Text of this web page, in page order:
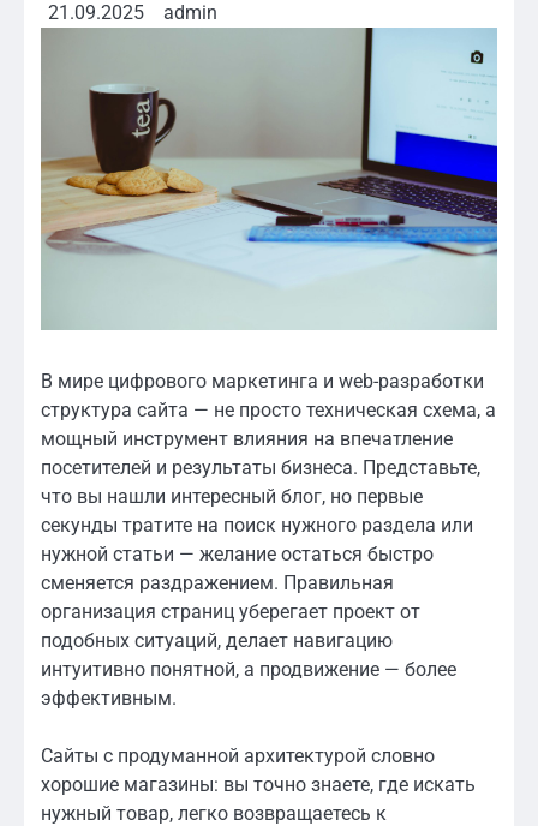
21.09.2025 admin
В мире цифрового маркетинга и web-разработки
структура сайта — не просто техническая схема, а
мощный инструмент влияния на впечатление
посетителей и результаты бизнеса. Представьте,
что вы нашли интересный блог, но первые
секунды тратите на поиск нужного раздела или
нужной статьи — желание остаться быстро
сменяется раздражением. Правильная
организация страниц уберегает проект от
подобных ситуаций, делает навигацию
интуитивно понятной, а продвижение — более
эффективным.
Сайты с продуманной архитектурой словно
хорошие магазины: вы точно знаете, где искать
нужный товар, легко возвращаетесь к